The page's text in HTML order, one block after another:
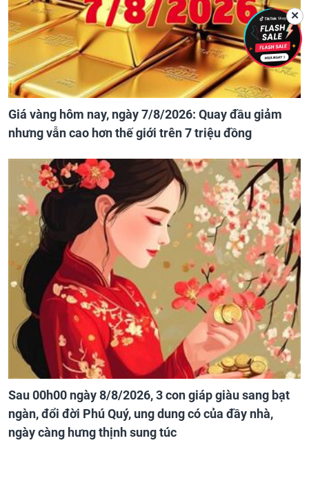
Giá vàng hôm nay, ngày 7/8/2026: Quay đầu giảm
nhưng vẫn cao hơn thế giới trên 7 triệu đồng
Sau 00h00 ngày 8/8/2026, 3 con giáp giàu sang bạt
ngàn, đổi đời Phú Quý, ung dung có của đầy nhà,
ngày càng hưng thịnh sung túc
✕